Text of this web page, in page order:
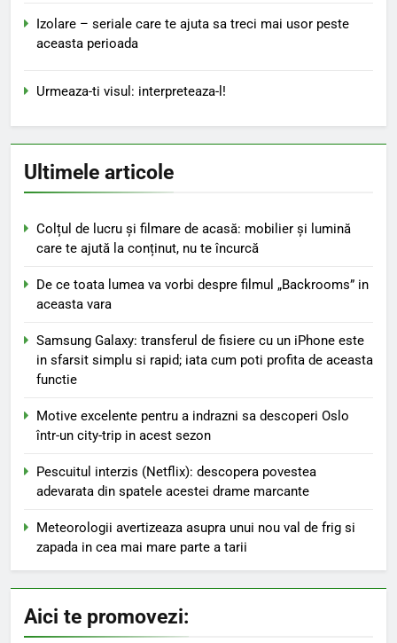
Izolare – seriale care te ajuta sa treci mai usor peste
aceasta perioada
Urmeaza-ti visul: interpreteaza-l!
Ultimele articole
Colțul de lucru și filmare de acasă: mobilier și lumină
care te ajută la conținut, nu te încurcă
De ce toata lumea va vorbi despre filmul „Backrooms” in
aceasta vara
Samsung Galaxy: transferul de fisiere cu un iPhone este
in sfarsit simplu si rapid; iata cum poti profita de aceasta
functie
Motive excelente pentru a indrazni sa descoperi Oslo
într-un city-trip in acest sezon
Pescuitul interzis (Netflix): descopera povestea
adevarata din spatele acestei drame marcante
Meteorologii avertizeaza asupra unui nou val de frig si
zapada in cea mai mare parte a tarii
Aici te promovezi: